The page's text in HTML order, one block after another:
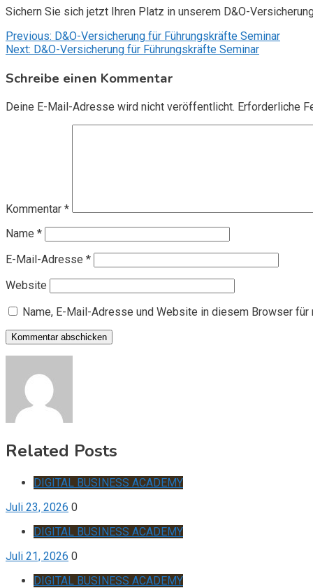
Sichern Sie sich jetzt Ihren Platz in unserem D&O-
Beitragsnavigation
Previous: D&O-Versicherung für Führungskräfte Seminar
Next: D&O-Versicherung für Führungskräfte Seminar
Schreibe einen Kommentar
Deine E-Mail-Adresse wird nicht veröffentlicht. Erforderliche
Kommentar *
Name *
E-Mail-Adresse *
Website
Name, E-Mail-Adresse und Website in diesem Browser
Related Posts
DIGITAL BUSINESS ACADEMY
Juli 23, 2026 0
DIGITAL BUSINESS ACADEMY
Juli 21, 2026 0
DIGITAL BUSINESS ACADEMY